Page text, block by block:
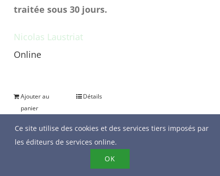
traitée sous 30 jours.
Nicolas Laustriat
Online
Ajouter au
panier
Détails
Ce site utilise des cookies et des services tiers imposés par
les éditeurs de services online.
OK